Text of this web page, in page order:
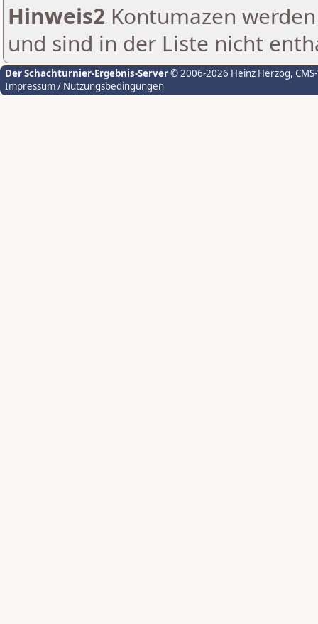
Hinweis2 Kontumazen
und sind in der Liste nicht
Der Schachturnier-Ergebnis-Server© 2006-2026 Heinz Herzog,
Impressum / Nutzungsbedingungen